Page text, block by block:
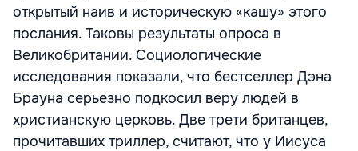
открытый наив и историческую «кашу» этого
послания. Таковы результаты опроса в
Великобритании. Социологические
исследования показали, что бестселлер Дэна
Брауна серьезно подкосил веру людей в
христианскую церковь. Две трети британцев,
прочитавших триллер, считают, что у Иисуса